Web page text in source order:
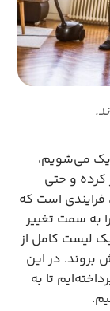
می‌شویم،
کرده و حتی
فرایندی است که
به سمت تغییر
لیست کامل از
بروند. در این
تا به